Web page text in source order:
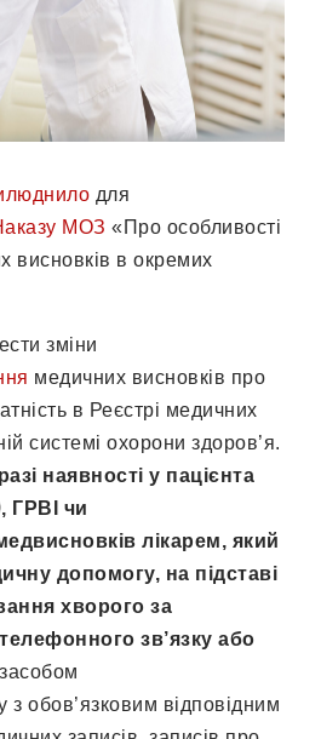
для
МОЗ «Про особливості
висновків в окремих
зміни
медичних висновків про
в Реєстрі медичних
системі охорони здоров’я.
наявності у пацієнта
ГРВІ чи
лікарем, який
допомогу, на підставі
хворого за
зв’язку або
з обов’язковим відповідним